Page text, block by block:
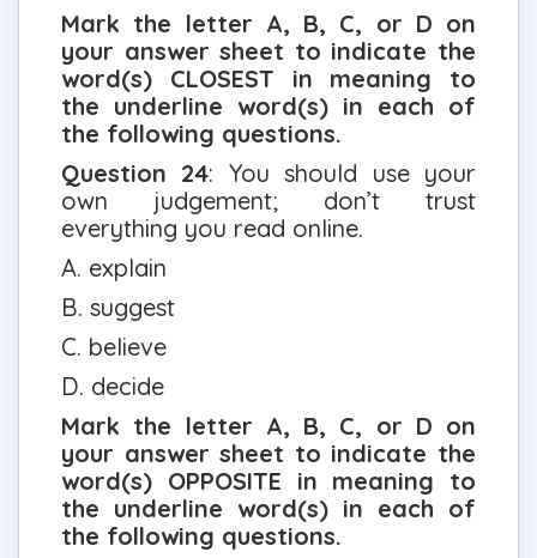
Mark the letter A, B, C, or D on
your answer sheet to indicate the
word(s) CLOSEST in meaning to
the underline word(s) in each of
the following questions.
Question 24: You should use your
own judgement; don’t trust
everything you read online.
A. explain
B. suggest
C. believe
D. decide
Mark the letter A, B, C, or D on
your answer sheet to indicate the
word(s) OPPOSITE in meaning to
the underline word(s) in each of
the following questions.